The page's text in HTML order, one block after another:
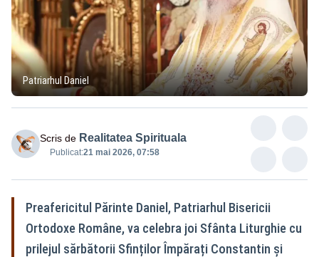
Patriarhul Daniel
Scris de Realitatea Spirituala
Publicat:21 mai 2026, 07:58
Preafericitul Părinte Daniel, Patriarhul Bisericii
Ortodoxe Române, va celebra joi Sfânta Liturghie cu
prilejul sărbătorii Sfinților Împărați Constantin și